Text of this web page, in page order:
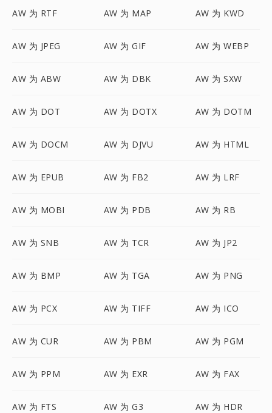
AW 为 RTF AW 为 MAP AW 为 KWD
AW 为 JPEG AW 为 GIF AW 为 WEBP
AW 为 ABW AW 为 DBK AW 为 SXW
AW 为 DOT AW 为 DOTX AW 为 DOTM
AW 为 DOCM AW 为 DJVU AW 为 HTML
AW 为 EPUB AW 为 FB2 AW 为 LRF
AW 为 MOBI AW 为 PDB AW 为 RB
AW 为 SNB AW 为 TCR AW 为 JP2
AW 为 BMP AW 为 TGA AW 为 PNG
AW 为 PCX AW 为 TIFF AW 为 ICO
AW 为 CUR AW 为 PBM AW 为 PGM
AW 为 PPM AW 为 EXR AW 为 FAX
AW 为 FTS AW 为 G3 AW 为 HDR